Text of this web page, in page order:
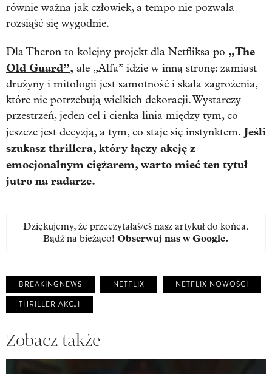
równie ważna jak człowiek, a tempo nie pozwala
rozsiąść się wygodnie.
Dla Theron to kolejny projekt dla Netfliksa po „The
Old Guard”, ale „Alfa” idzie w inną stronę: zamiast
drużyny i mitologii jest samotność i skala zagrożenia,
które nie potrzebują wielkich dekoracji. Wystarczy
przestrzeń, jeden cel i cienka linia między tym, co
jeszcze jest decyzją, a tym, co staje się instynktem. Jeśli
szukasz thrillera, który łączy akcję z
emocjonalnym ciężarem, warto mieć ten tytuł
jutro na radarze.
Dziękujemy, że przeczytałaś/eś nasz artykuł do końca.
Bądź na bieżąco! Obserwuj nas w Google.
BREAKINGNEWS NETFLIX
NETFLIX NOWOŚCI
THRILLER AKCJI
Zobacz także